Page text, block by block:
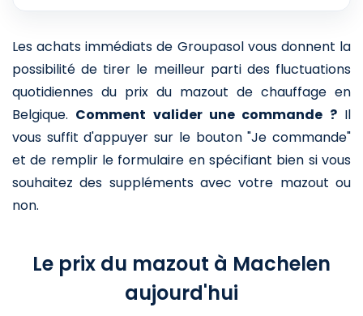
Les achats immédiats de Groupasol vous donnent la
possibilité de tirer le meilleur parti des fluctuations
quotidiennes du prix du mazout de chauffage en
Belgique. Comment valider une commande ?Il
vous suffit d'appuyer sur le bouton "Je commande"
et de remplir le formulaire en spécifiant bien si vous
souhaitez des suppléments avec votre mazout ou
non.
Le prix du mazout à Machelen
aujourd'hui